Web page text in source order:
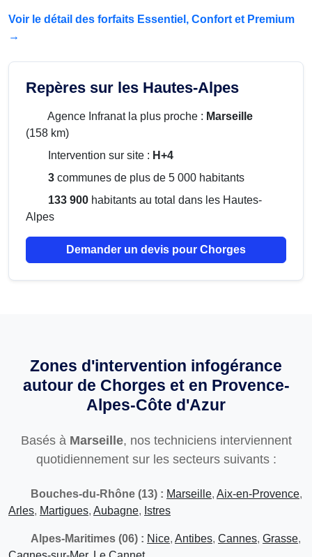
Voir le détail des forfaits Essentiel, Confort et Premium
→
Repères sur les Hautes-Alpes
Agence Infranat la plus proche : Marseille
(158 km)
Intervention sur site : H+4
3 communes de plus de 5 000 habitants
133 900 habitants au total dans les Hautes-
Alpes
Demander un devis pour Chorges
Zones d'intervention infogérance
autour de Chorges et en Provence-
Alpes-Côte d'Azur
Basés à Marseille, nos techniciens interviennent
quotidiennement sur les secteurs suivants :
Bouches-du-Rhône (13) : Marseille, Aix-en-Provence,
Arles, Martigues, Aubagne, Istres
Alpes-Maritimes (06) : Nice, Antibes, Cannes, Grasse,